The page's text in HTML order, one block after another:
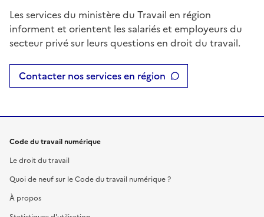
Les services du ministère du Travail en région
informent et orientent les salariés et employeurs du
secteur privé sur leurs questions en droit du travail.
Contacter nos services en région
Code du travail numérique
Le droit du travail
Quoi de neuf sur le Code du travail numérique ?
À propos